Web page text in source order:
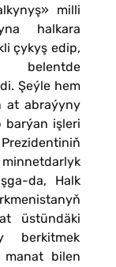
milli
halkara
çykyş edip,
Şeýle hem
at abraýyny
barýan işleri
da, Halk
üstündäki
berkitmek
bilen